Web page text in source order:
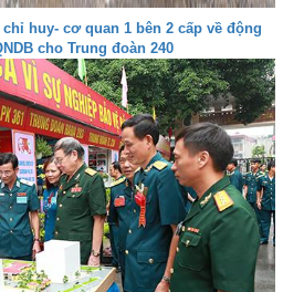
huy- cơ quan 1 bên 2 cấp về động
cho Trung đoàn 240